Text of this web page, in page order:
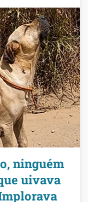
ninguém
uivava